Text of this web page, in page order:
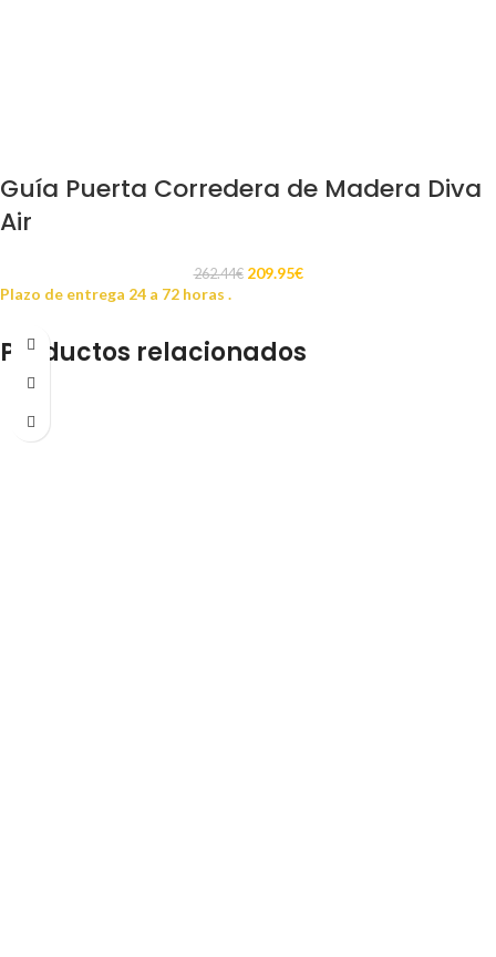
Guía Puerta Corredera de Madera Diva
Air
262.44€ 209.95€
Plazo de entrega 24 a 72 horas .
Productos relacionados